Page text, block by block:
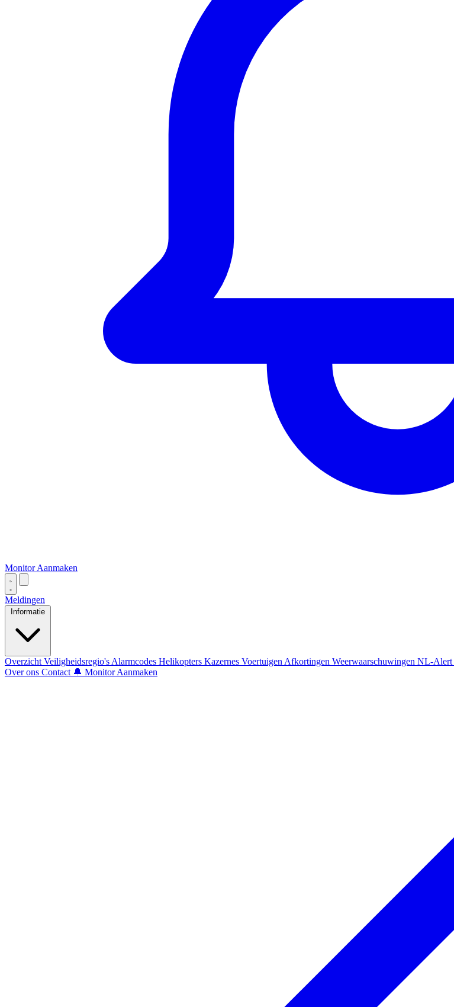
Monitor Aanmaken
Meldingen
Informatie
Overzicht Veiligheidsregio's Alarmcodes Helikopters Kazernes Voertuigen Afkortingen Weerwaarschuwingen NL-Alert
Over ons Contact 🔔 Monitor Aanmaken